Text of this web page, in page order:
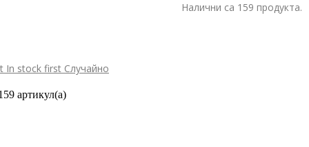
Налични са 159 продукта.
In stock first Случайно
артикул(а)